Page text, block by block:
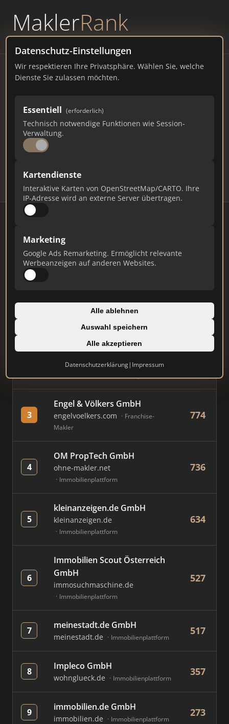
MaklerRank
powered byWAVEPOINT
Datenschutz-Einstellungen
Wir respektieren Ihre Privatsphäre. Wählen Sie, welche
Dienste Sie zulassen möchten.
Essentiell (erforderlich)
Technisch notwendige Funktionen wie Session-
Verwaltung.
Kartendienste
Interaktive Karten von OpenStreetMap/CARTO. Ihre
IP-Adresse wird an externe Server übertragen.
Marketing
Google Ads Remarketing. Ermöglicht relevante
Werbeanzeigen auf anderen Websites.
Alle ablehnen
Auswahl speichern
Alle akzeptieren
Datenschutzerklärung| Impressum
Immobilienmakler
Hillscheid – Ranking Juli
2026
RHEINLAND-PFALZ
73
Makler Makler-Keywords
Stand: Juli 2026
#
Immobilien Scout GmbH
immobilienscout24.de
AVIV Germany GmbH
3
Engel & Völkers GmbH
engelvoelkers.com
Franchise-
Makler
774
4
OM PropTech GmbH
ohne-makler.net
Immobilienplattform
736
5
kleinanzeigen.de GmbH
kleinanzeigen.de
Immobilienplattform
634
6
Immobilien Scout Österreich
GmbH
immosuchmaschine.de
Immobilienplattform
527
7 meinestadt.de GmbH
meinestadt.de Immobilienplattform
517
8 Impleco GmbH
wohnglueck.de Immobilienplattform
357
9 immobilien.de GmbH
immobilien.de Immobilienplattform
273